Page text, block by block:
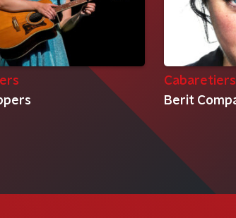
Cabaretiers
Berit